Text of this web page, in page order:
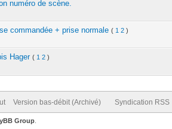
numéro de scène.
commandée + prise normale ( 1 2 )
Hager ( 1 2 )
Version bas-débit (Archivé) Syndication RSS
Group